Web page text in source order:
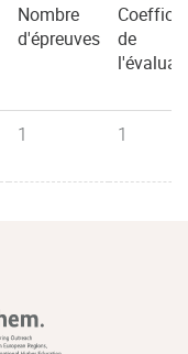
Nombre
d'épreuves
de
1 1